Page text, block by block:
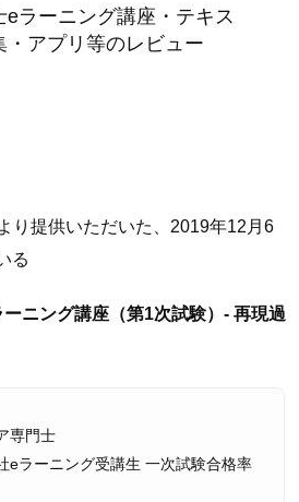
ラーニング講座・テキス
・アプリ等のレビュー
り提供いただいた、2019年12月6
る
ニング講座（第1次試験）- 再現過
専門士
eラーニング受講生 一次試験合格率